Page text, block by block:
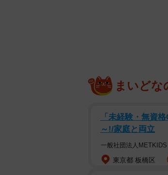
まいどな
「未経験・無資
～!/家庭と両立
一般社団法人METKIDS
東京都 板橋区